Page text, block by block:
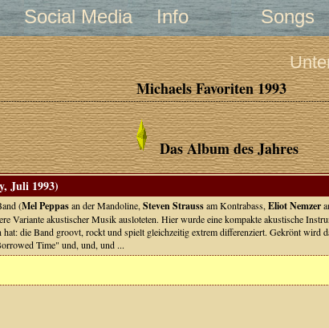
Social Media Info Songs
Michaels Favoriten 1993
Das Album des Jahres
Juli 1993)
(Mel Peppasan der Mandoline, Steven Straussam Kontrabass, Eliot Nemzer
Variante akustischer Musik ausloteten. Hier wurde eine kompakte akustische
die Band groovt, rockt und spielt gleichzeitig extrem differenziert. Gekrönt
Time" und, und, und ...